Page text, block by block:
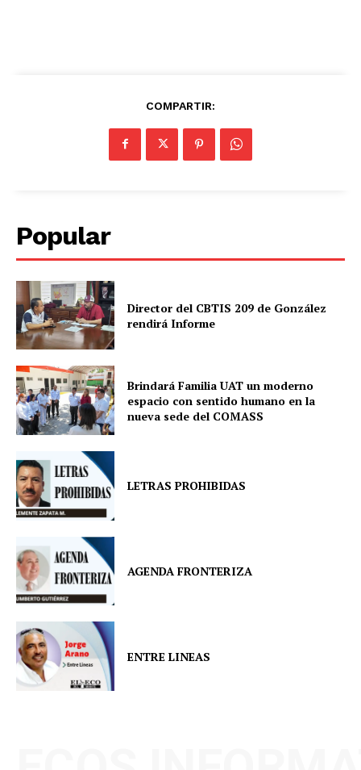
COMPARTIR:
Popular
Director del CBTIS 209 de González
rendirá Informe
Brindará Familia UAT un moderno
espacio con sentido humano en la
nueva sede del COMASS
LETRAS PROHIBIDAS
AGENDA FRONTERIZA
ENTRE LINEAS